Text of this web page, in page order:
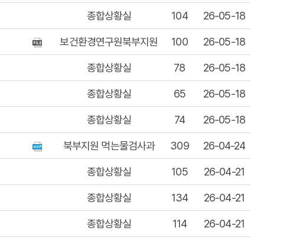
종합상황실 104 26-05-18
보건환경연구원북부지원 100 26-05-18
종합상황실 78 26-05-18
종합상황실 65 26-05-18
종합상황실 74 26-05-18
북부지원 먹는물검사과 309 26-04-24
종합상황실 105 26-04-21
종합상황실 134 26-04-21
종합상황실 114 26-04-21